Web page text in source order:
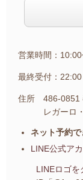
営業時間：
最終受付：22:00
住所 486-0851
レガーロ・
ネット予約
LINE公式ア
LINEロゴを